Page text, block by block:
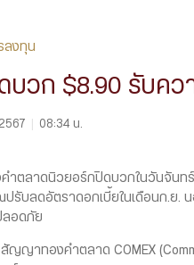
ลงทุน
บวก $8.90 รับคว
08:34 น.
ตลาดนิวยอร์กปิดบวกในวันจันทร์
บลดอัตราดอกเบี้ยในเดือนก.ย.
อดภัย
องคำตลาด COMEX